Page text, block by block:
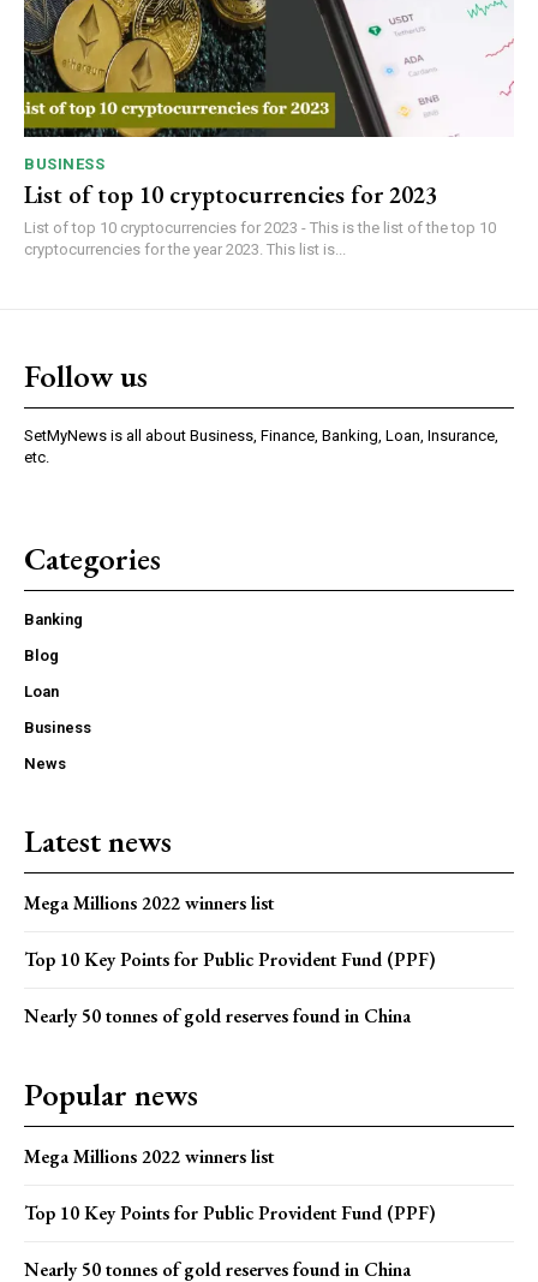
BUSINESS
List of top 10 cryptocurrencies for 2023
List of top 10 cryptocurrencies for 2023 - This is the list of the top 10
cryptocurrencies for the year 2023. This list is...
Follow us
SetMyNews is all about Business, Finance, Banking, Loan, Insurance,
etc.
Categories
Banking
Blog
Loan
Business
News
Latest news
Mega Millions 2022 winners list
Top 10 Key Points for Public Provident Fund (PPF)
Nearly 50 tonnes of gold reserves found in China
Popular news
Mega Millions 2022 winners list
Top 10 Key Points for Public Provident Fund (PPF)
Nearly 50 tonnes of gold reserves found in China